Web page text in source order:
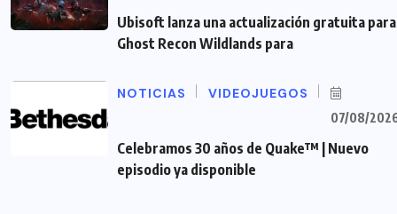
Ubisoft lanza una actualización gratuita para
Ghost Recon Wildlands para
NOTICIAS VIDEOJUEGOS
07/08/
Celebramos 30 años de Quake™ | Nuevo
episodio ya disponible